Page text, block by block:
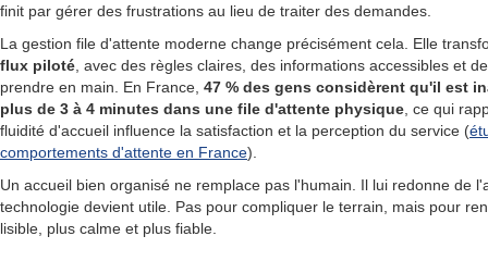
finit par gérer des frustrations au lieu de traiter des demandes.
La gestion file d'attente moderne change précisément cela. Elle
flux piloté , avec des règles claires, des informations accessibles et
prendre en main. En France, 47 % des gens considèrent qu'il est
plus de 3 à 4 minutes dans une file d'attente physique , ce qui
fluidité d'accueil influence la satisfaction et la perception du service (
comportements d'attente en France).
Un accueil bien organisé ne remplace pas l'humain. Il lui redonne de
technologie devient utile. Pas pour compliquer le terrain, mais pour
lisible, plus calme et plus fiable.